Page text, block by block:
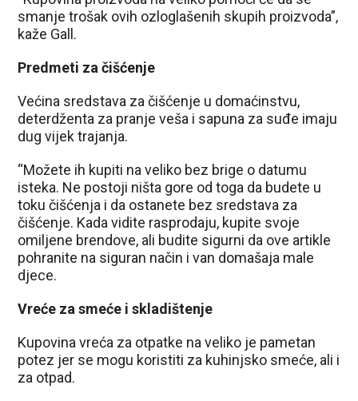
smanje trošak ovih ozloglašenih skupih proizvoda”,
kaže Gall.
Predmeti za čišćenje
Većina sredstava za čišćenje u domaćinstvu,
deterdženta za pranje veša i sapuna za suđe imaju
dug vijek trajanja.
“Možete ih kupiti na veliko bez brige o datumu
isteka. Ne postoji ništa gore od toga da budete u
toku čišćenja i da ostanete bez sredstava za
čišćenje. Kada vidite rasprodaju, kupite svoje
omiljene brendove, ali budite sigurni da ove artikle
pohranite na siguran način i van domašaja male
djece.
Vreće za smeće i skladištenje
Kupovina vreća za otpatke na veliko je pametan
potez jer se mogu koristiti za kuhinjsko smeće, ali i
za otpad.